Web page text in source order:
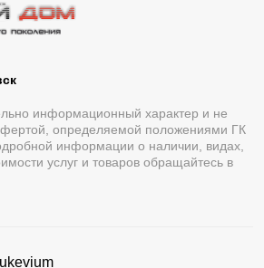
информационный характер и не
определяемой положениями ГК
информации о наличии, видах,
услуг и товаров обращайтесь в